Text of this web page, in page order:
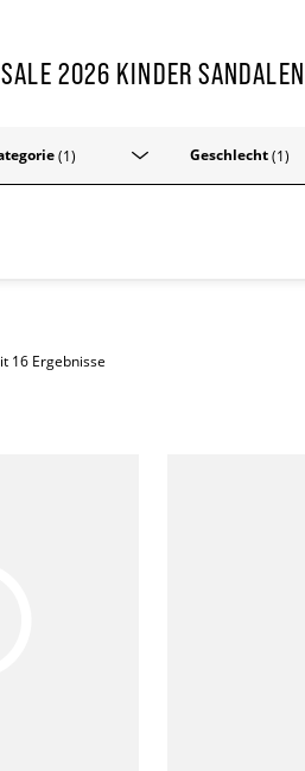
SALE 2026 KINDER SANDALEN
16 Ergebnisse
(1) Geschlecht(1)